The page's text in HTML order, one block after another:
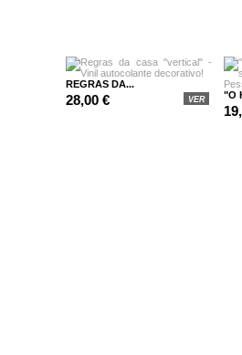
REGRAS DA...
28,00 € VER "O